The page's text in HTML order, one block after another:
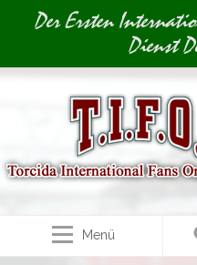
Image 01Der Ersten
Dienst
Menü